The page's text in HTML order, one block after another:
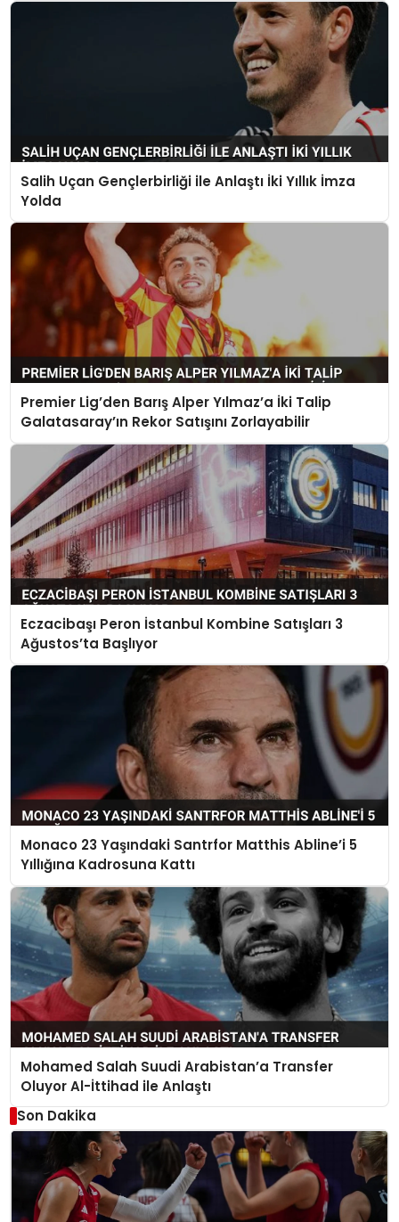
Salih Uçan Gençlerbirliği ile Anlaştı İki Yıllık İmza
Yolda
Premier Lig’den Barış Alper Yılmaz’a İki Talip
Galatasaray’ın Rekor Satışını Zorlayabilir
Eczacibaşı Peron İstanbul Kombine Satışları 3
Ağustos’ta Başlıyor
Monaco 23 Yaşındaki Santrfor Matthis Abline’i 5
Yıllığına Kadrosuna Kattı
Mohamed Salah Suudi Arabistan’a Transfer
Oluyor Al-İttihad ile Anlaştı
Son Dakika